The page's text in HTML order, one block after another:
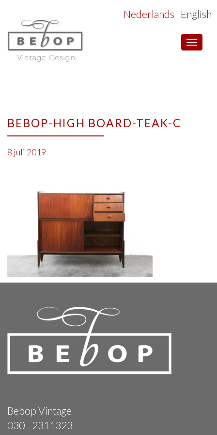
Toggle
Nederlands English
BEBOP-HIGH BOARD-TEAK-C
8 juli 2019
Bebop Vintage
030 - 2311323